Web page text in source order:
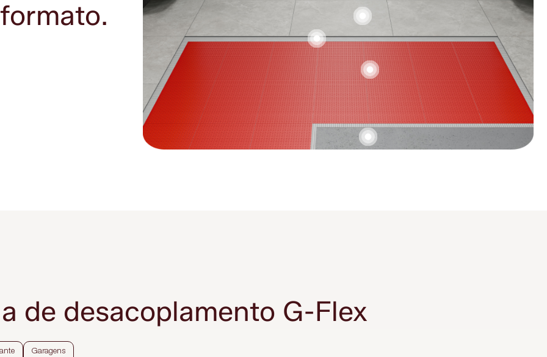
de desacoplamento G-Flex
Garagens